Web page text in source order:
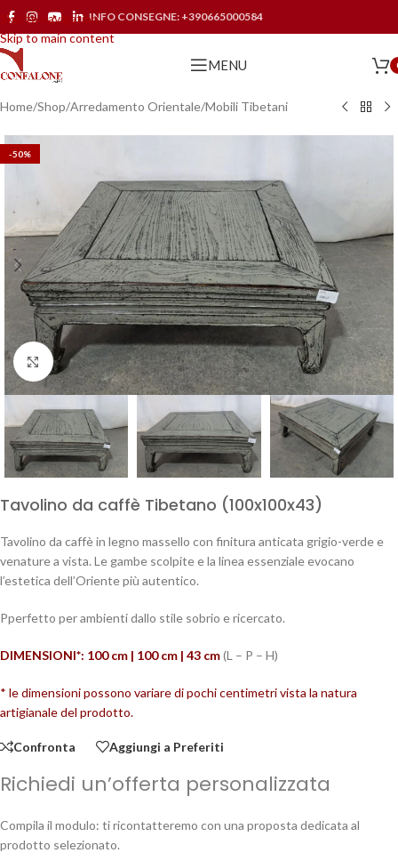
Skip to navigation
Skip to main content
INFO CONSEGNE: +390665000584
MENU
Home/Shop/Arredamento Orientale/Mobili Tibetani
-50%
Click to enlarge
Tavolino da caffè Tibetano (100x100x43)
Tavolino da caffè in legno massello con finitura anticata grigio-verde e
venature a vista. Le gambe scolpite e la linea essenziale evocano
l’estetica dell’Oriente più autentico.
Pperfetto per ambienti dallo stile sobrio e ricercato.
DIMENSIONI*: 100 cm | 100 cm | 43 cm(L – P – H)
* le dimensioni possono variare di pochi centimetri vista la natura
artigianale del prodotto.
Confronta Aggiungi a Preferiti
Richiedi un’offerta personalizzata
Compila il modulo: ti ricontatteremo con una proposta dedicata al
prodotto selezionato.